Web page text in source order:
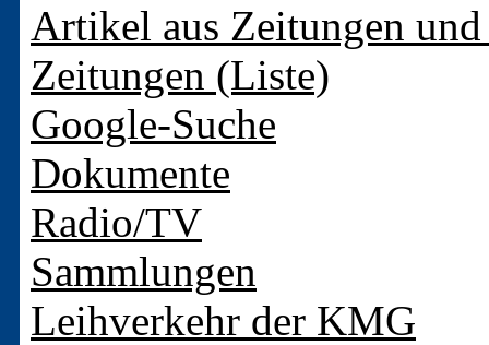
Artikel aus Zeitungen
Zeitungen (Liste)
Google-Suche
Dokumente
Radio/TV
Sammlungen
Leihverkehr der KMG